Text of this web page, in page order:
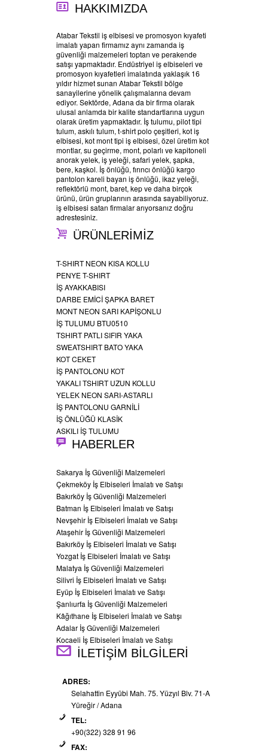
HAKKIMIZDA
Atabar Tekstil iş elbisesi ve promosyon kıyafeti
imalatı yapan firmamız aynı zamanda iş
güvenliği malzemeleri toptan ve perakende
satışı yapmaktadır. Endüstriyel iş elbiseleri ve
promosyon kıyafetleri imalatında yaklaşık 16
yıldır hizmet sunan Atabar Tekstil bölge
sanayilerine yönelik çalışmalarına devam
ediyor. Sektörde, Adana da bir firma olarak
ulusal anlamda bir kalite standartlarına uygun
olarak üretim yapmaktadır. İş tulumu, pilot tipi
tulum, askılı tulum, t-shirt polo çeşitleri, kot iş
elbisesi, kot mont tipi iş elbisesi, özel üretim kot
montlar, su geçirme, mont, polarlı ve kapitoneli
anorak yelek, iş yeleği, safari yelek, şapka,
bere, kaşkol. İş önlüğü, fırıncı önlüğü kargo
pantolon kareli bayan iş önlüğü, ikaz yeleği,
reflektörlü mont, baret, kep ve daha birçok
ürünü, ürün gruplarının arasında sayabiliyoruz.
iş elbisesi satan firmalar arıyorsanız doğru
adrestesiniz.
ÜRÜNLERİMİZ
T-SHIRT NEON KISA KOLLU
PENYE T-SHIRT
İŞ AYAKKABISI
DARBE EMİCİ ŞAPKA BARET
MONT NEON SARI KAPİŞONLU
İŞ TULUMU BTU0510
TSHIRT PATLI SIFIR YAKA
SWEATSHIRT BATO YAKA
KOT CEKET
İŞ PANTOLONU KOT
YAKALI TSHIRT UZUN KOLLU
YELEK NEON SARI-ASTARLI
İŞ PANTOLONU GARNİLİ
İŞ ÖNLÜĞÜ KLASİK
ASKILI İŞ TULUMU
HABERLER
Sakarya İş Güvenliği Malzemeleri
Çekmeköy İş Elbiseleri İmalatı ve Satışı
Bakırköy İş Güvenliği Malzemeleri
Batman İş Elbiseleri İmalatı ve Satışı
Nevşehir İş Elbiseleri İmalatı ve Satışı
Ataşehir İş Güvenliği Malzemeleri
Bakırköy İş Elbiseleri İmalatı ve Satışı
Yozgat İş Elbiseleri İmalatı ve Satışı
Malatya İş Güvenliği Malzemeleri
Silivri İş Elbiseleri İmalatı ve Satışı
Eyüp İş Elbiseleri İmalatı ve Satışı
Şanlıurfa İş Güvenliği Malzemeleri
Kâğıthane İş Elbiseleri İmalatı ve Satışı
Adalar İş Güvenliği Malzemeleri
Kocaeli İş Elbiseleri İmalatı ve Satışı
İLETİŞİM BİLGİLERİ
ADRES:
Selahattin Eyyübi Mah. 75. Yüzyıl Blv. 71-A
Yüreğir / Adana
TEL:
+90(322) 328 91 96
FAX: